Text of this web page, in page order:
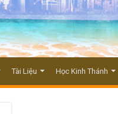
Tài Liệu Học Kinh Thánh